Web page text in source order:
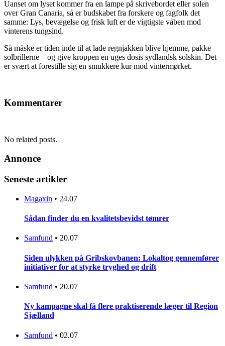
Uanset om lyset kommer fra en lampe på skrivebordet eller solen
over Gran Canaria, så er budskabet fra forskere og fagfolk det
samme: Lys, bevægelse og frisk luft er de vigtigste våben mod
vinterens tungsind.
Så måske er tiden inde til at lade regnjakken blive hjemme, pakke
solbrillerne – og give kroppen en uges dosis sydlandsk solskin. Det
er svært at forestille sig en smukkere kur mod vintermørket.
Kommentarer
No related posts.
Annonce
Seneste artikler
Magaxin • 24.07
Sådan finder du en kvalitetsbevidst tømrer
Samfund • 20.07
Siden ulykken på Gribskovbanen: Lokaltog gennemfører
initiativer for at styrke tryghed og drift
Samfund • 20.07
Ny kampagne skal få flere praktiserende læger til Region
Sjælland
Samfund • 02.07